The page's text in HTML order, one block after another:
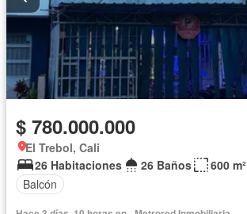
$ 780.000.000
El Trebol, Cali
26 Habitaciones
26 Baños
600 m²
Balcón